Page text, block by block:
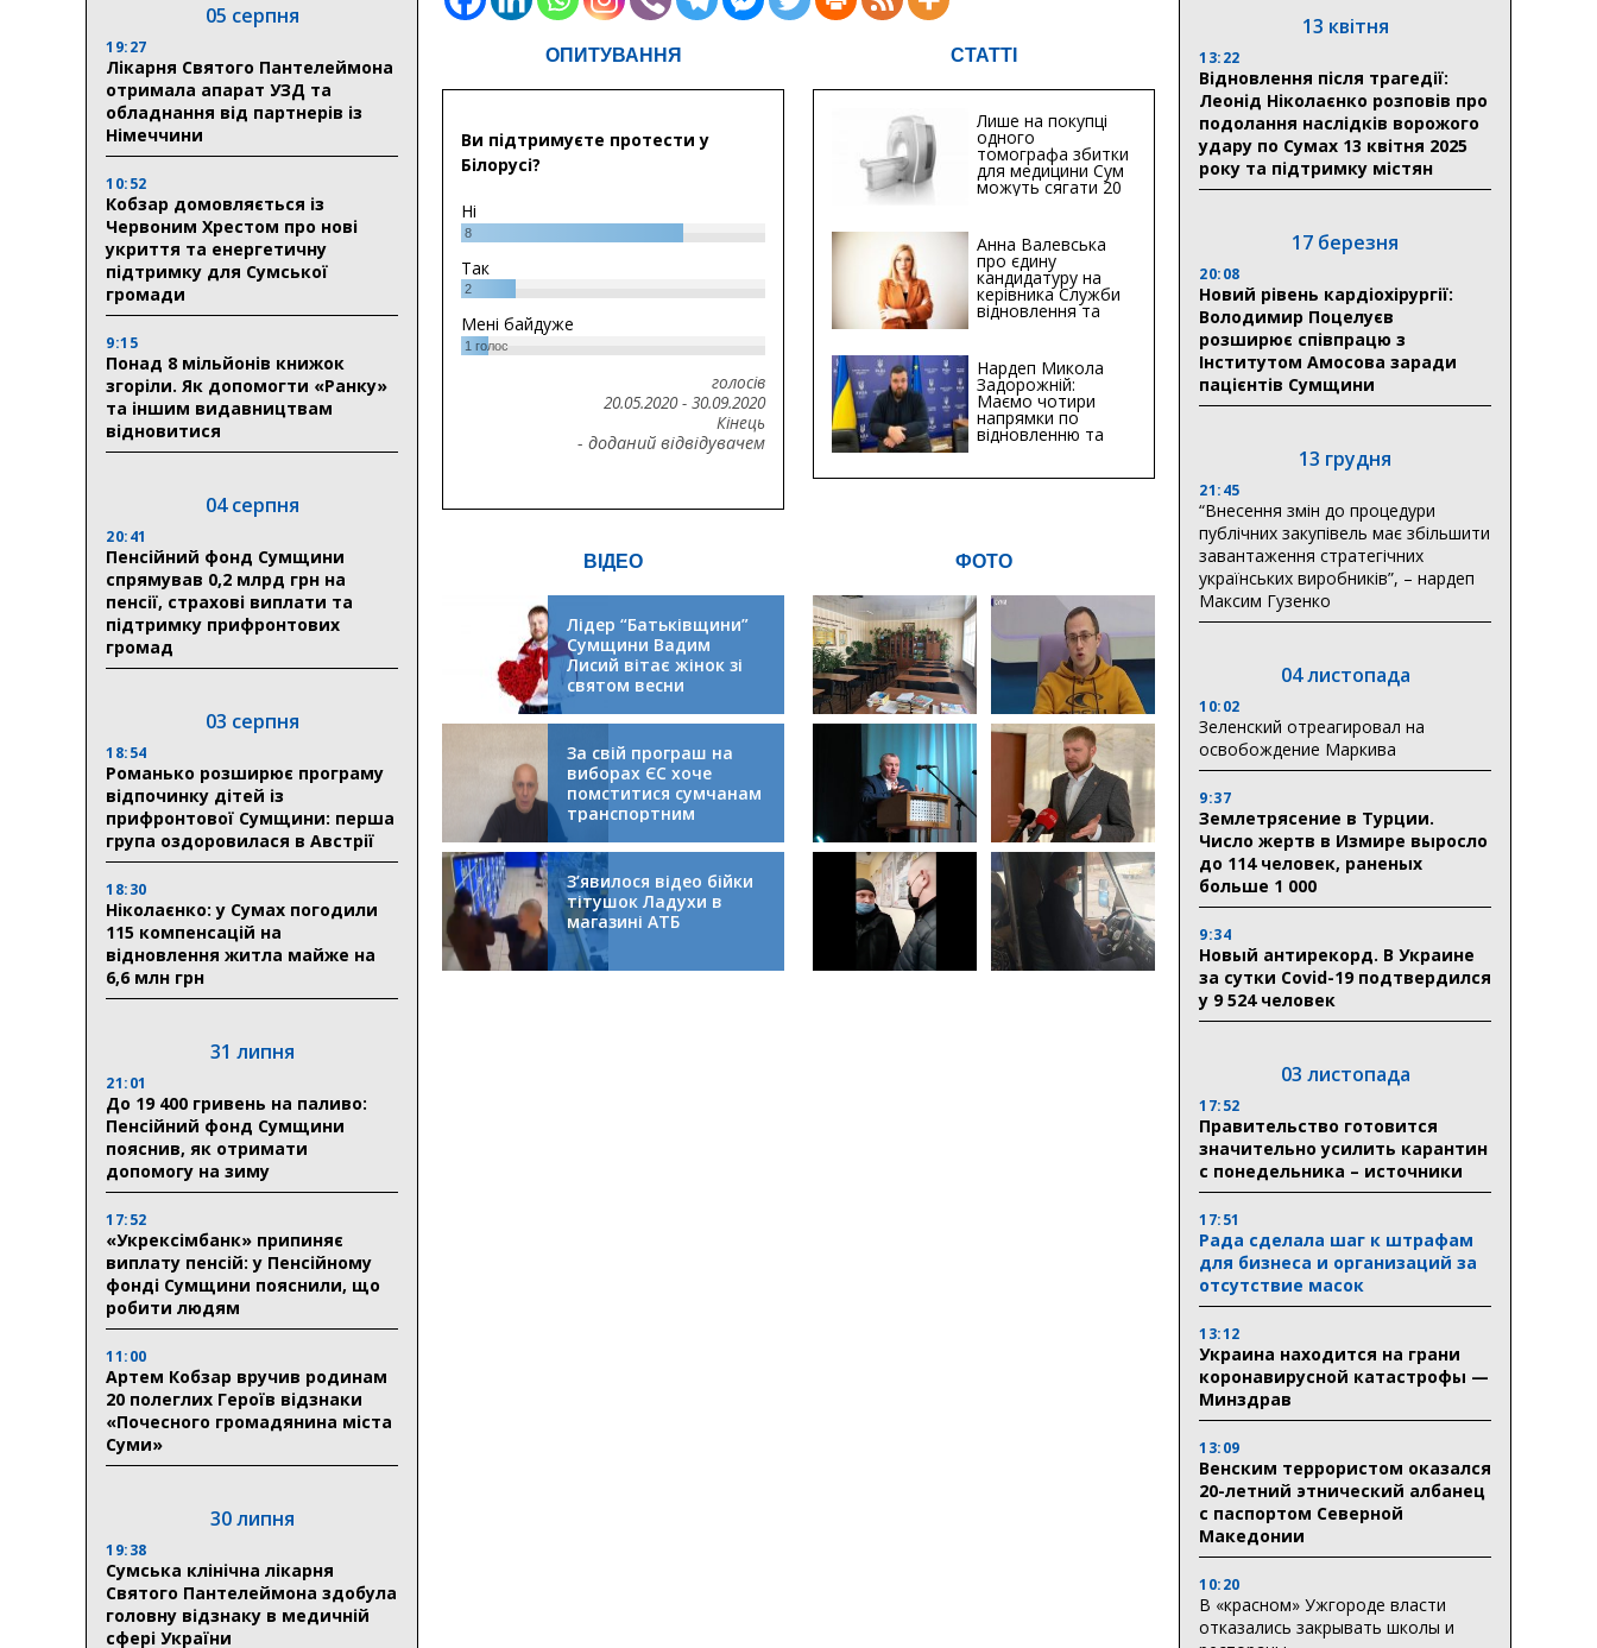
05 серпня
19:27
Лікарня Святого Пантелеймона
отримала апарат УЗД та
обладнання від партнерів із
Німеччини
10:52
Кобзар домовляється із
Червоним Хрестом про нові
укриття та енергетичну
підтримку для Сумської
громади
9:15
Понад 8 мільйонів книжок
згоріли. Як допомогти «Ранку»
та іншим видавництвам
відновитися
04 серпня
20:41
Пенсійний фонд Сумщини
спрямував 0,2 млрд грн на
пенсії, страхові виплати та
підтримку прифронтових
громад
03 серпня
18:54
Романько розширює програму
відпочинку дітей із
прифронтової Сумщини: перша
група оздоровилася в Австрії
18:30
Ніколаєнко: у Сумах погодили
115 компенсацій на
відновлення житла майже на
6,6 млн грн
31 липня
21:01
До 19 400 гривень на паливо:
Пенсійний фонд Сумщини
пояснив, як отримати
допомогу на зиму
17:52
«Укрексімбанк» припиняє
виплату пенсій: у Пенсійному
фонді Сумщини пояснили, що
робити людям
11:00
Артем Кобзар вручив родинам
20 полеглих Героїв відзнаки
«Почесного громадянина міста
Суми»
30 липня
19:38
Сумська клінічна лікарня
Святого Пантелеймона здобула
головну відзнаку в медичній
сфері України
ОПИТУВАННЯ
Ви підтримуєте протести у
Білорусі?
Ні
8
Так
2
Мені байдуже
1голос
голосів
20.05.2020- 30.09.2020
Кінець
- доданий відвідувачем
СТАТТІ
Лише на покупці
одного
томографа збитки
для медицини Сум
можуть сягати 20
мільйонів гривень
Анна Валевська
про єдину
кандидатуру на
керівника Служби
відновлення та
інфраструктури у
Хіба...
Нардеп Микола
Задорожній:
Маємо чотири
напрямки по
відновленню та
будівництву
інфраструктури
ВІДЕО
Лідер “Батьківщини”
Сумщини Вадим
Лисий вітає жінок зі
святом весни
За свій програш на
виборах ЄС хоче
помститися сумчанам
транспортним
колапсом
З’явилося відео бійки
тітушок Ладухи в
магазині АТБ
ФОТО
13 квітня
13:22
Відновлення після трагедії:
Леонід Ніколаєнко розповів про
подолання наслідків ворожого
удару по Сумах 13 квітня 2025
року та підтримку містян
17 березня
20:08
Новий рівень кардіохірургії:
Володимир Поцелуєв
розширює співпрацю з
Інститутом Амосова заради
пацієнтів Сумщини
13 грудня
21:45
“Внесення змін до процедури
публічних закупівель має збільшити
завантаження стратегічних
українських виробників”, – нардеп
Максим Гузенко
04 листопада
10:02
Зеленский отреагировал на
освобождение Маркива
9:37
Землетрясение в Турции.
Число жертв в Измире выросло
до 114 человек, раненых
больше 1 000
9:34
Новый антирекорд. В Украине
за сутки Covid-19 подтвердился
у 9 524 человек
03 листопада
17:52
Правительство готовится
значительно усилить карантин
с понедельника – источники
17:51
Рада сделала шаг к штрафам
для бизнеса и организаций за
отсутствие масок
13:12
Украина находится на грани
коронавирусной катастрофы —
Минздрав
13:09
Венским террористом оказался
20-летний этнический албанец
с паспортом Северной
Македонии
10:20
В «красном» Ужгороде власти
отказались закрывать школы и